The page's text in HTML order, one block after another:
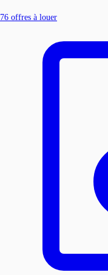
76 offres à louer